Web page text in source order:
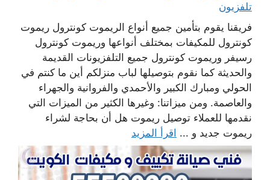
تلفزيون
فريقنا يقوم بتأمين جميع أنواع الريموت كونترول ريموت
كونترول للمكيفات بمختلف أنواعها وريموت كونترول
رسيفر وريموت كونترول جميع التلفزيونات القديمة
والحديثة كما نقوم بتوصيلها لباب منزلكم أين ما كنتم في
الحولي ومبارك الكبير والأحمدي والفروانية والجهراء
والعاصمة. ومن ميزاتنا: وغيرها الكثير من الميزات التي
نقدمها للعملاء توصيل ريموت هل أن بحاجة لشراء
ريموت جديد و ... اقرأ المزيد